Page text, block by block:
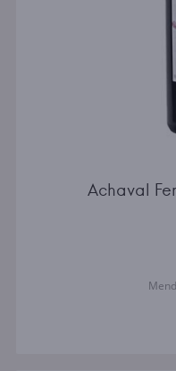
Achaval